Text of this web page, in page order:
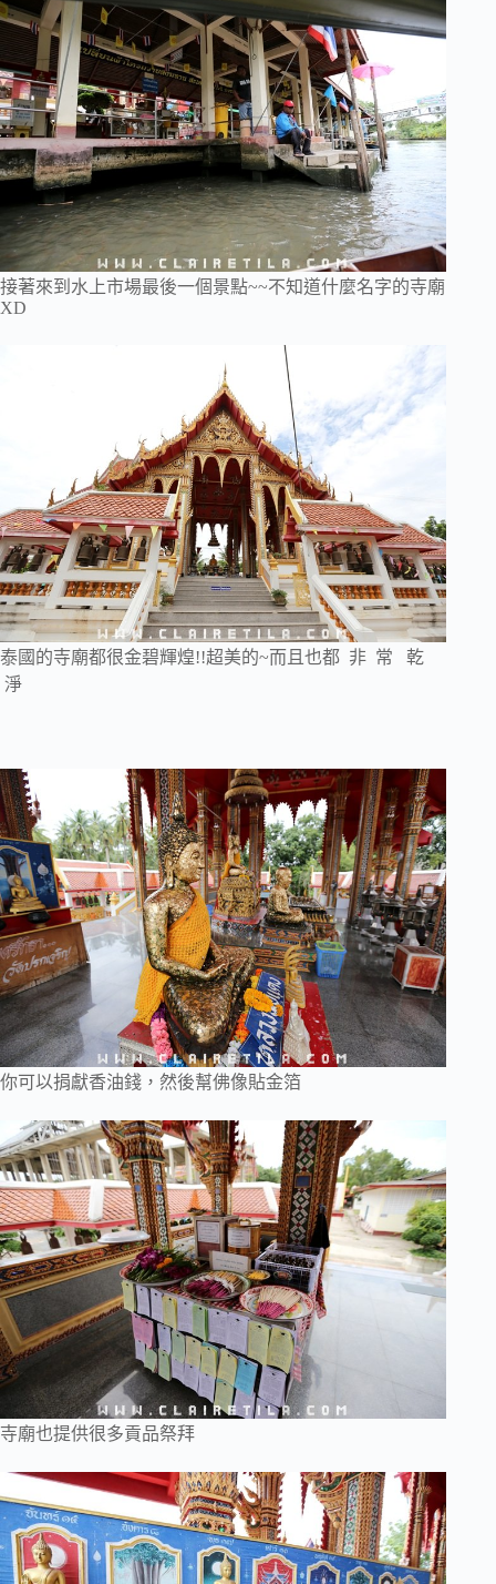
接著來到水上市場最後一個景點~~不知道什麼名字的寺廟
XD
泰國的寺廟都很金碧輝煌!!超美的~而且也都 非 常 乾
淨
你可以捐獻香油錢，然後幫佛像貼金箔
寺廟也提供很多貢品祭拜